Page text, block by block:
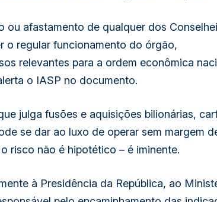
ou afastamento de qualquer dos
o regular funcionamento do órgão,
relevantes para a ordem econômica
o IASP no documento.
julga fusões e aquisições bilionárias,
se dar ao luxo de operar sem margem
risco não é hipotético – é iminente.
à Presidência da República, ao